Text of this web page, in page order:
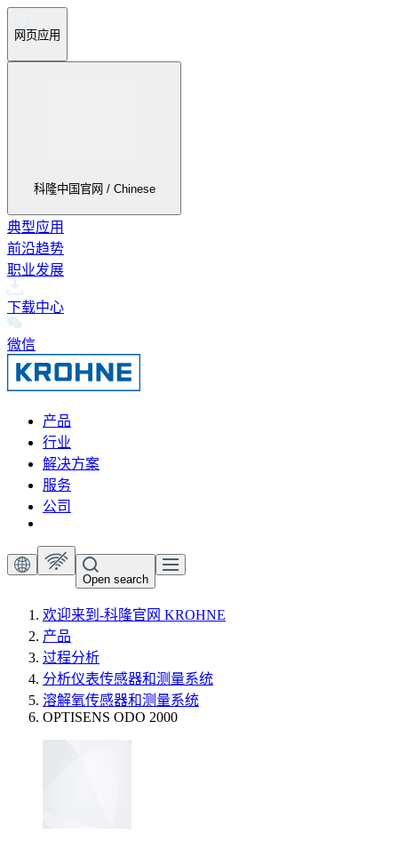
网页应用
科隆中国官网 / Chinese
典型应用
前沿趋势
职业发展
下载中心
微信
产品
行业
解决方案
服务
公司
Open search
欢迎来到-科隆官网 KROHNE
产品
过程分析
分析仪表传感器和测量系统
溶解氧传感器和测量系统
OPTISENS ODO 2000